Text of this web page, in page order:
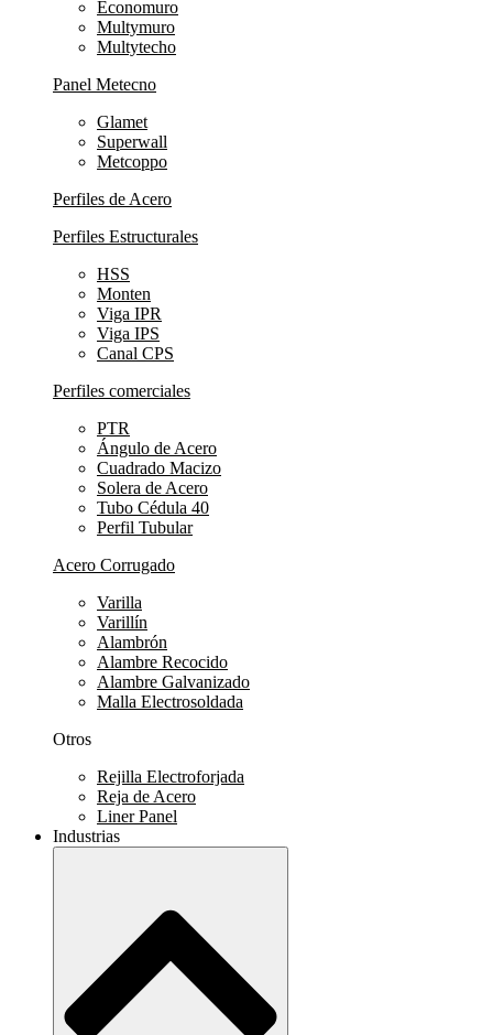
Economuro
Multymuro
Multytecho
Panel Metecno
Glamet
Superwall
Metcoppo
Perfiles de Acero
Perfiles Estructurales
HSS
Monten
Viga IPR
Viga IPS
Canal CPS
Perfiles comerciales
PTR
Ángulo de Acero
Cuadrado Macizo
Solera de Acero
Tubo Cédula 40
Perfil Tubular
Acero Corrugado
Varilla
Varillín
Alambrón
Alambre Recocido
Alambre Galvanizado
Malla Electrosoldada
Otros
Rejilla Electroforjada
Reja de Acero
Liner Panel
Industrias